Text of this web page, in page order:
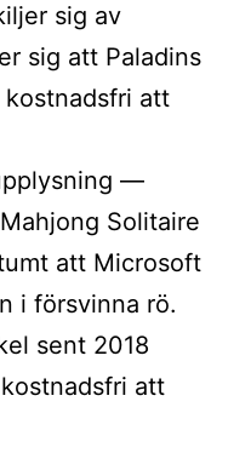
sig av
sig att Paladins
att
—
Solitaire
att Microsoft
i försvinna rö.
sent 2018
att